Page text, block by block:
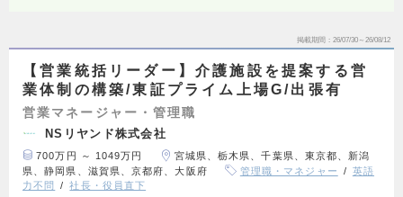
掲載期間 26/07/30～26/08/12
【営業統括リーダー】介護施設を提案する営
業体制の構築/東証プライム上場G/出張有
営業マネージャー・管理職
NSリヤンド株式会社
700万円 ～ 1049万円
宮城県、栃木県、千葉県、東京都、新潟
県、静岡県、滋賀県、京都府、大阪府
管理職・マネジャー
英語
力不問
社長・役員直下